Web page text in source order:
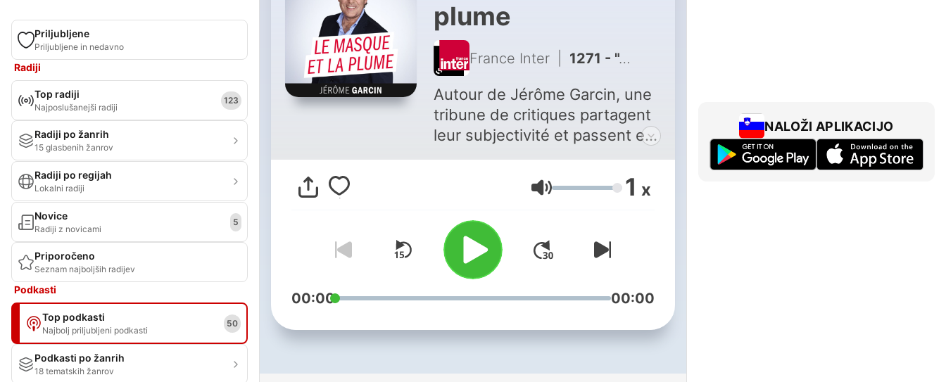
Priljubljene
Priljubljene in nedavno
Radiji
Top radiji
Najposlušanejši radiji
123
Radiji po žanrih
15 glasbenih žanrov
Radiji po regijah
Lokalni radiji
Novice
Radiji z novicami
5
Priporočeno
Seznam najboljših radijev
Podkasti
Top podkasti
Najbolj priljubljeni podkasti
50
Podkasti po žanrih
18 tematskih žanrov
plume
France Inter 1271 - "À deux pas du paradis" : le nouveau roman de James Frey entre Desperate Housewives et The White Lotus
Autour de Jérôme Garcin, une
tribune de critiques partagent
leur subjectivité et passent en
revue les dernières
productions artistiques et
podcast ? Pour écouter tous
les épisodes sans limite,
rendez-vous sur
Radio France
Glasnost 1 x
00:00 00:00
NALOŽI APLIKACIJO